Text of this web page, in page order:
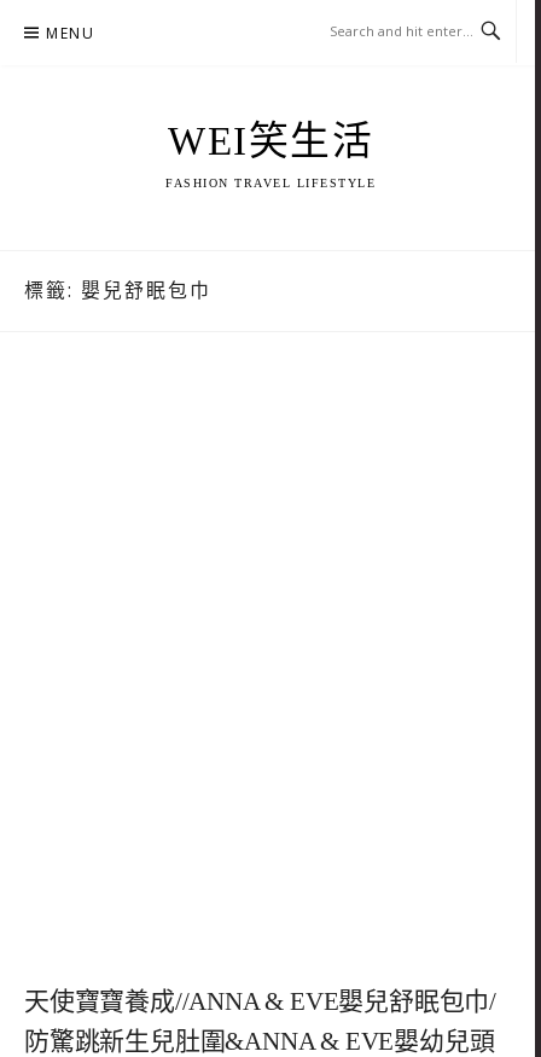
MENU
WEI笑生活
FASHION TRAVEL LIFESTYLE
標籤: 嬰兒舒眠包巾
天使寶寶養成//ANNA & EVE嬰兒舒眠包巾/
防驚跳新生兒肚圍&ANNA & EVE嬰幼兒頭